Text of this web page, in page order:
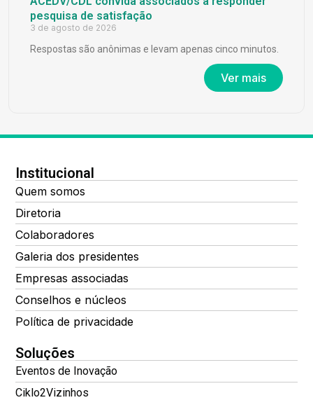
pesquisa de satisfação
3 de agosto de 2026
Respostas são anônimas e levam apenas cinco minutos.
Ver mais
Institucional
Quem somos
Diretoria
Colaboradores
Galeria dos presidentes
Empresas associadas
Conselhos e núcleos
Política de privacidade
Soluções
Eventos de Inovação
Ciklo2Vizinhos